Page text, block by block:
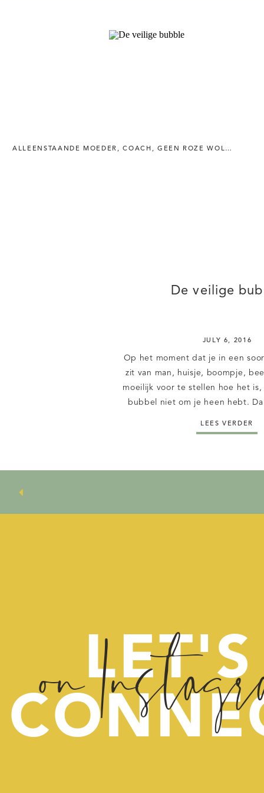
ALLEENSTAANDE MOEDER ,COACH , GEEN ROZE WOLK ,
De veilige
JULY 6, 2016
Op het moment dat je in een
zit van man, huisje, boompje,
moeilijk voor te stellen hoe het
bubbel niet om je heen hebt.
niet eens bewust van,
LEES VERDER
LET'S